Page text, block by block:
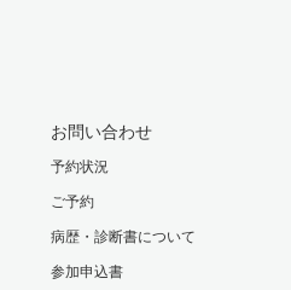
お問い合わせ
予約状況
ご予約
病歴・診断書について
参加申込書